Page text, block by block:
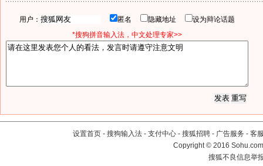
用户： 匿名 隐藏地址
设为辩论话题
*搜狗拼音输入法，中文处理专家>>
设置首页 - 搜狗输入法 - 支付中心 - 搜狐招聘 - 广告服务 - 客
Copyright©2016
搜狐不良信息举